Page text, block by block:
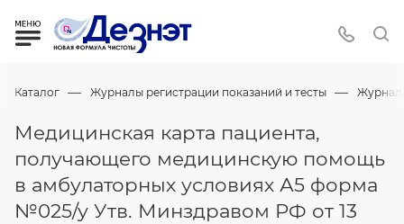
Каталог — Журналы регистрации показаний и тесты —
Медицинская карта пациента,
получающего медицинскую помощь
в амбулаторных условиях А5 форма
№025/у Утв. Минздравом РФ от 13